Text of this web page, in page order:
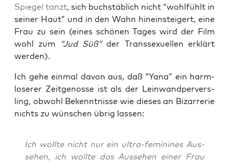
Spie­gel tanzt, sich buch­stäb­lich nicht “wohl­fühlt in
sei­ner Haut” und in den Wahn hin­ein­stei­gert, eine
Frau zu sein (eines schö­nen Tages wird der Film
wohl zum
“Jud Süß”der Trans­se­xu­el­len erklärt
werden).
Ich gehe ein­mal davon aus, daß “Yana” ein harm­
lo­se­rer Zeit­ge­nos­se ist als der Lein­wand­per­vers­
ling, obwohl Bekennt­nis­se wie die­ses an Bizar­re­rie
nichts zu wün­schen übrig lassen:
Ich woll­te nicht nur ein ultra-femi­ni­nes Aus­
se­hen, ich woll­te das Aus­se­hen einer Frau